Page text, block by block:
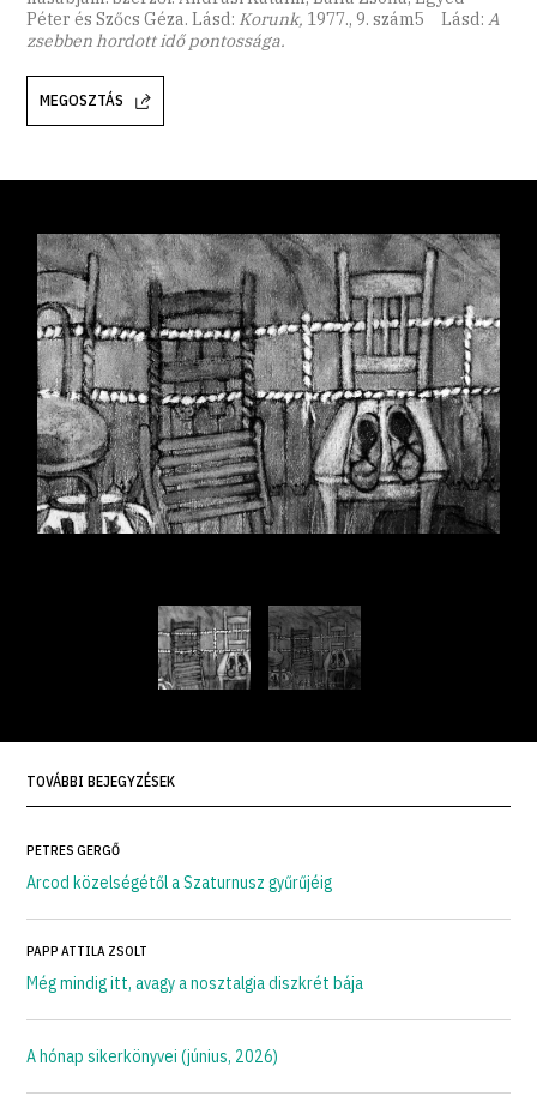
Péter és Szőcs Géza. Lásd: Korunk, 1977., 9. szám5 Lásd:A
zsebben hordott idő pontossága.
MEGOSZTÁS
TOVÁBBI BEJEGYZÉSEK
PETRES GERGŐ
Arcod közelségétől a Szaturnusz gyűrűjéig
PAPP ATTILA ZSOLT
Még mindig itt, avagy a nosztalgia diszkrét bája
A hónap sikerkönyvei (június, 2026)